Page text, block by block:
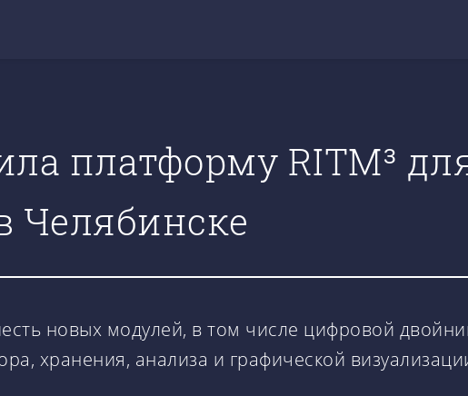
платформу RITM³
Челябинске
новых модулей, в том числе цифровой
хранения, анализа и графической